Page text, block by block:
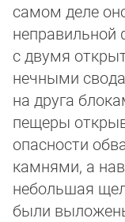
самом деле
неп­ра­виль­ной
с двумя
неч­ными
на друга
пещеры
опасности
камнями, а
небольшая
были